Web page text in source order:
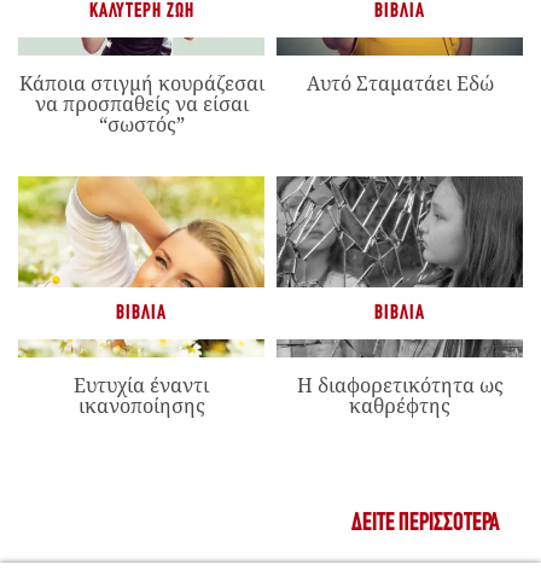
ΚΑΛΎΤΕΡΗ ΖΩΉ
Κάποια στιγμή κουράζεσαι
να προσπαθείς να είσαι
“σωστός”
ΒΙΒΛΊΑ
Αυτό Σταματάει Εδώ
ΒΙΒΛΊΑ
Ευτυχία έναντι
ικανοποίησης
ΒΙΒΛΊΑ
Η διαφορετικότητα ως
καθρέφτης
ΔΕΊΤΕ ΠΕΡΙΣΣΌΤΕΡΑ